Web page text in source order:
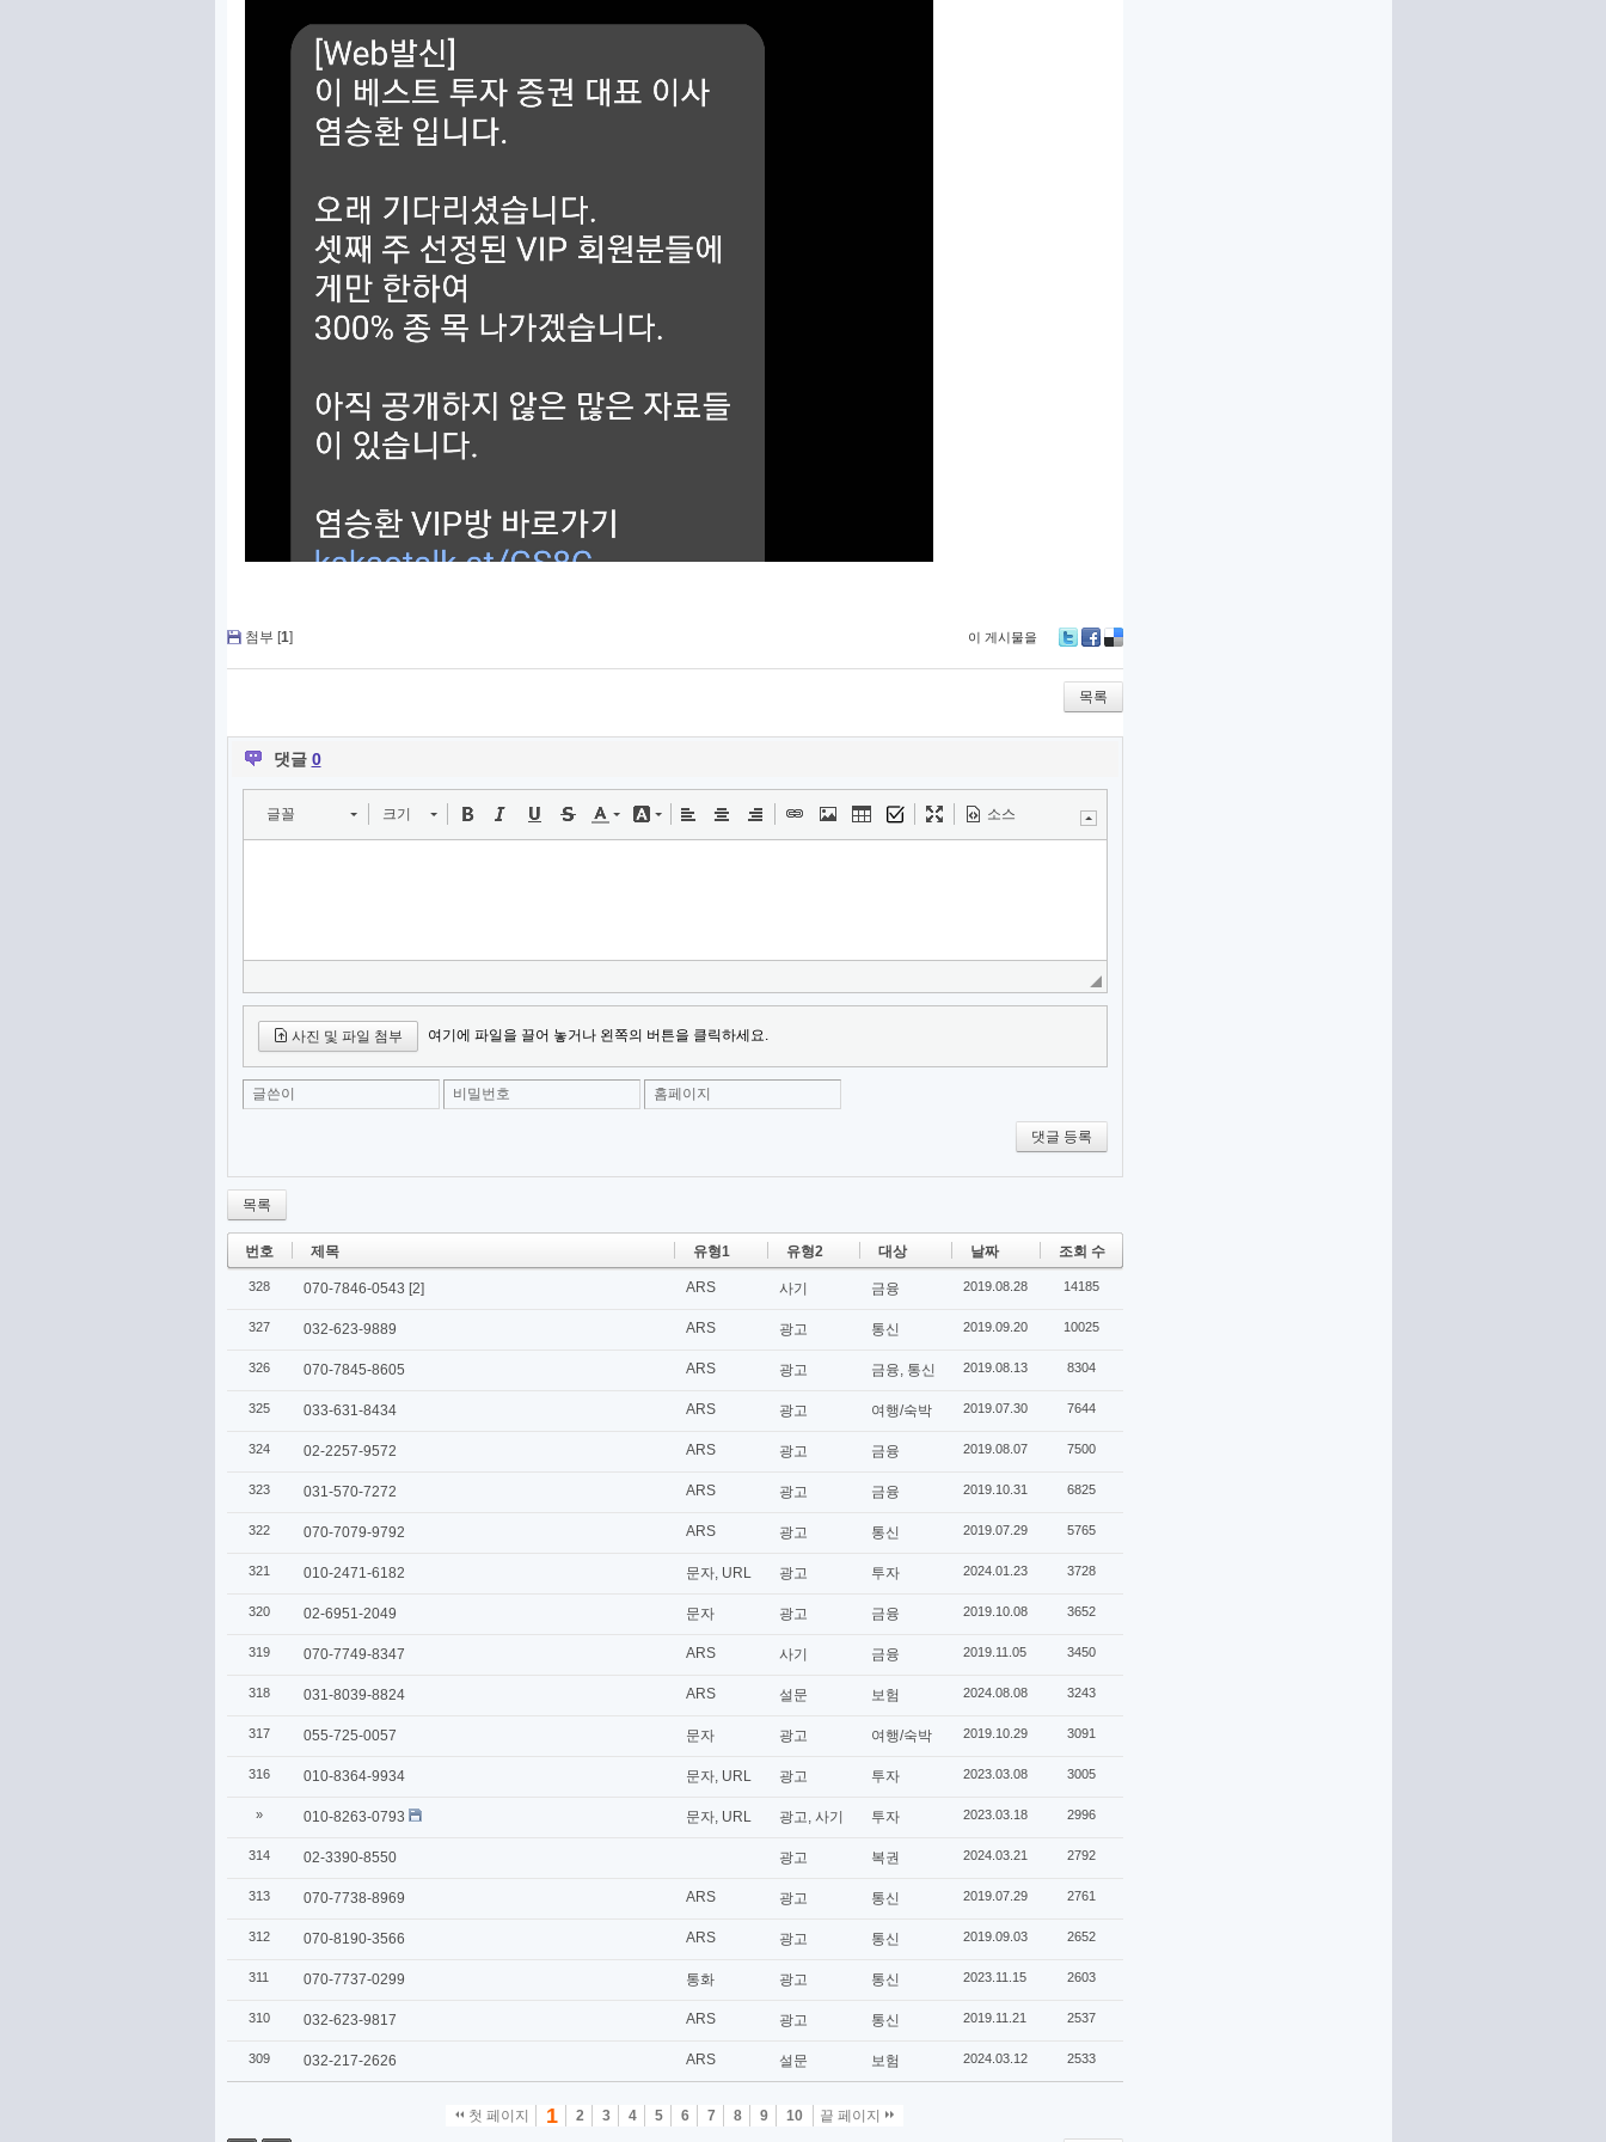
첨부 [1] 이 게시물을
목록
댓글 0
글꼴 크기 소스
사진 및 파일 첨부 여기에 파일을 끌어 놓거나 왼쪽의 버튼을 클릭하세요.
글쓴이 비밀번호 홈페이지
댓글 등록
목록
번호 제목 유형1 유형2 대상 날짜 조회 수
328 070-7846-0543 [2] ARS 사기 금융 2019.08.28 14185
327 032-623-9889 ARS 광고 통신 2019.09.20 10025
326 070-7845-8605 ARS 광고 금융, 통신 2019.08.13 8304
325 033-631-8434 ARS 광고 여행/숙박 2019.07.30 7644
324 02-2257-9572 ARS 광고 금융 2019.08.07 7500
323 031-570-7272 ARS 광고 금융 2019.10.31 6825
322 070-7079-9792 ARS 광고 통신 2019.07.29 5765
321 010-2471-6182 문자, URL 광고 투자 2024.01.23 3728
320 02-6951-2049 문자 광고 금융 2019.10.08 3652
319 070-7749-8347 ARS 사기 금융 2019.11.05 3450
318 031-8039-8824 ARS 설문 보험 2024.08.08 3243
317 055-725-0057 문자 광고 여행/숙박 2019.10.29 3091
316 010-8364-9934 문자, URL 광고 투자 2023.03.08 3005
» 010-8263-0793 문자, URL 광고, 사기 투자 2023.03.18 2996
314 02-3390-8550 광고 복권 2024.03.21 2792
313 070-7738-8969 ARS 광고 통신 2019.07.29 2761
312 070-8190-3566 ARS 광고 통신 2019.09.03 2652
311 070-7737-0299 통화 광고 통신 2023.11.15 2603
310 032-623-9817 ARS 광고 통신 2019.11.21 2537
309 032-217-2626 ARS 설문 보험 2024.03.12 2533
첫 페이지 1 2 3 4 5 6 7 8 9 10 끝 페이지